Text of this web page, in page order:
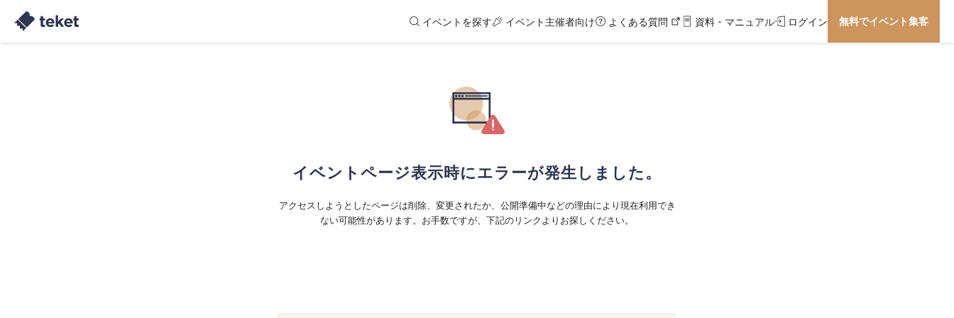
イベントを探す イベント主催者向け よくある質問 資料・マニュアル ログイン 無料でイベント集客
イベントページ表示時にエラーが発生しました。
アクセスしようとしたページは削除、変更されたか、公開準備中などの理由により現在利用でき
ない可能性があります。お手数ですが、下記のリンクよりお探しください。